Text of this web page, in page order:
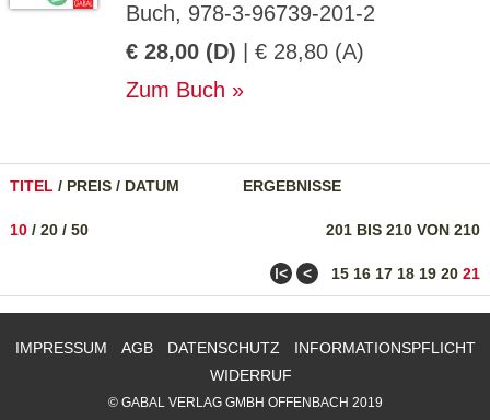
Buch, 978-3-96739-201-2
€ 28,00 (D) | € 28,80 (A)
Zum Buch
TITEL / PREIS / DATUM ERGEBNISSE
201 BIS 210 VON 210
10 / 20 / 50
ǀ< < 15 16 17 18 19 20 21
IMPRESSUM AGB DATENSCHUTZ
INFORMATIONSPFLICHT
WIDERRUF
© GABAL VERLAG GMBH OFFENBACH 2019